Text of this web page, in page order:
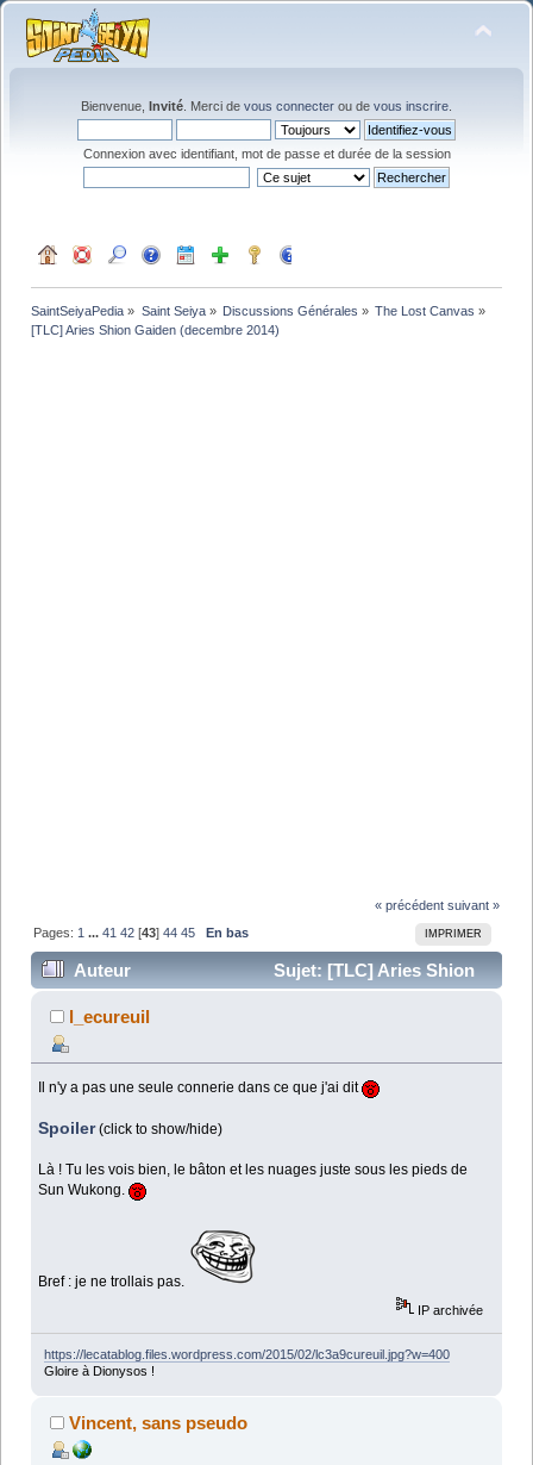
Bienvenue, Invité . Merci de vous connecter ou de vous inscrire
Connexion avec identifiant, mot de passe et durée de la session
SaintSeiyaPedia » Saint Seiya» Discussions Générales » The Lost Canvas »
[TLC] Aries Shion Gaiden (decembre 2014)
« précédent suivant »
IMPRIMER
Pages: 1 ...41 42 [43]44 45 En bas
Auteur
Sujet: [TLC] Aries Shion
Gaiden (decembre 2014) (Lu 294983 fois)
l_ecureuil
Il n'y a pas une seule connerie dans ce que j'ai dit
Spoiler(click to show/hide)
Là ! Tu les vois bien, le bâton et les nuages juste sous les pieds de
Sun Wukong.
Bref : je ne trollais pas.
IP archivée
https://lecatablog.files.wordpress.com/2015/02/lc3a9cureuil.jpg?w=400
Gloire à Dionysos !
Vincent, sans pseudo